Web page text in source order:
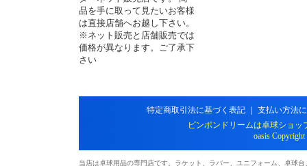
品を手に取って見たいお客様
は直接店舗へお越し下さい。
※ネット販売と店舗販売では
価格が異なります。ご了承下
さい
特定商取引法に基づく表記 ｜ 支払い方法
ピンポンドリームは卓球ショ
oasis
当店は卓球用品の専門店です。ラケット、ラバー、ユニフォーム、卓球